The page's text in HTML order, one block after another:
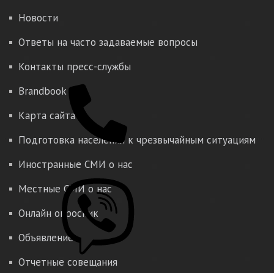
Новости
Ответы на часто задаваемые вопросы
Контакты пресс-службы
Brandbook
Карта сайта
Подготовка населения к чрезвычайным ситуациям
Иностранные СМИ о нас
Местные СМИ о нас
Онлайн опросник
Объявление
Отчетные совещания